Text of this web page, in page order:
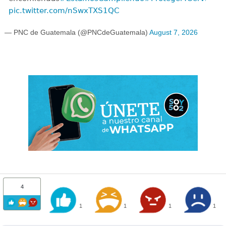
pic.twitter.com/nSwxTXS1QC
— PNC de Guatemala (@PNCdeGuatemala) August 7, 2026
4
1 1 1 1